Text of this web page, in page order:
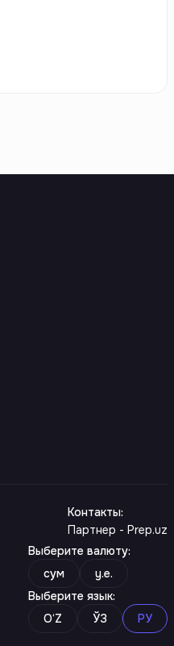
Контакты:
Партнер - Prep.uz
Выберите валюту:
сум
y.e.
Выберите язык:
O‘Z
ЎЗ РУ